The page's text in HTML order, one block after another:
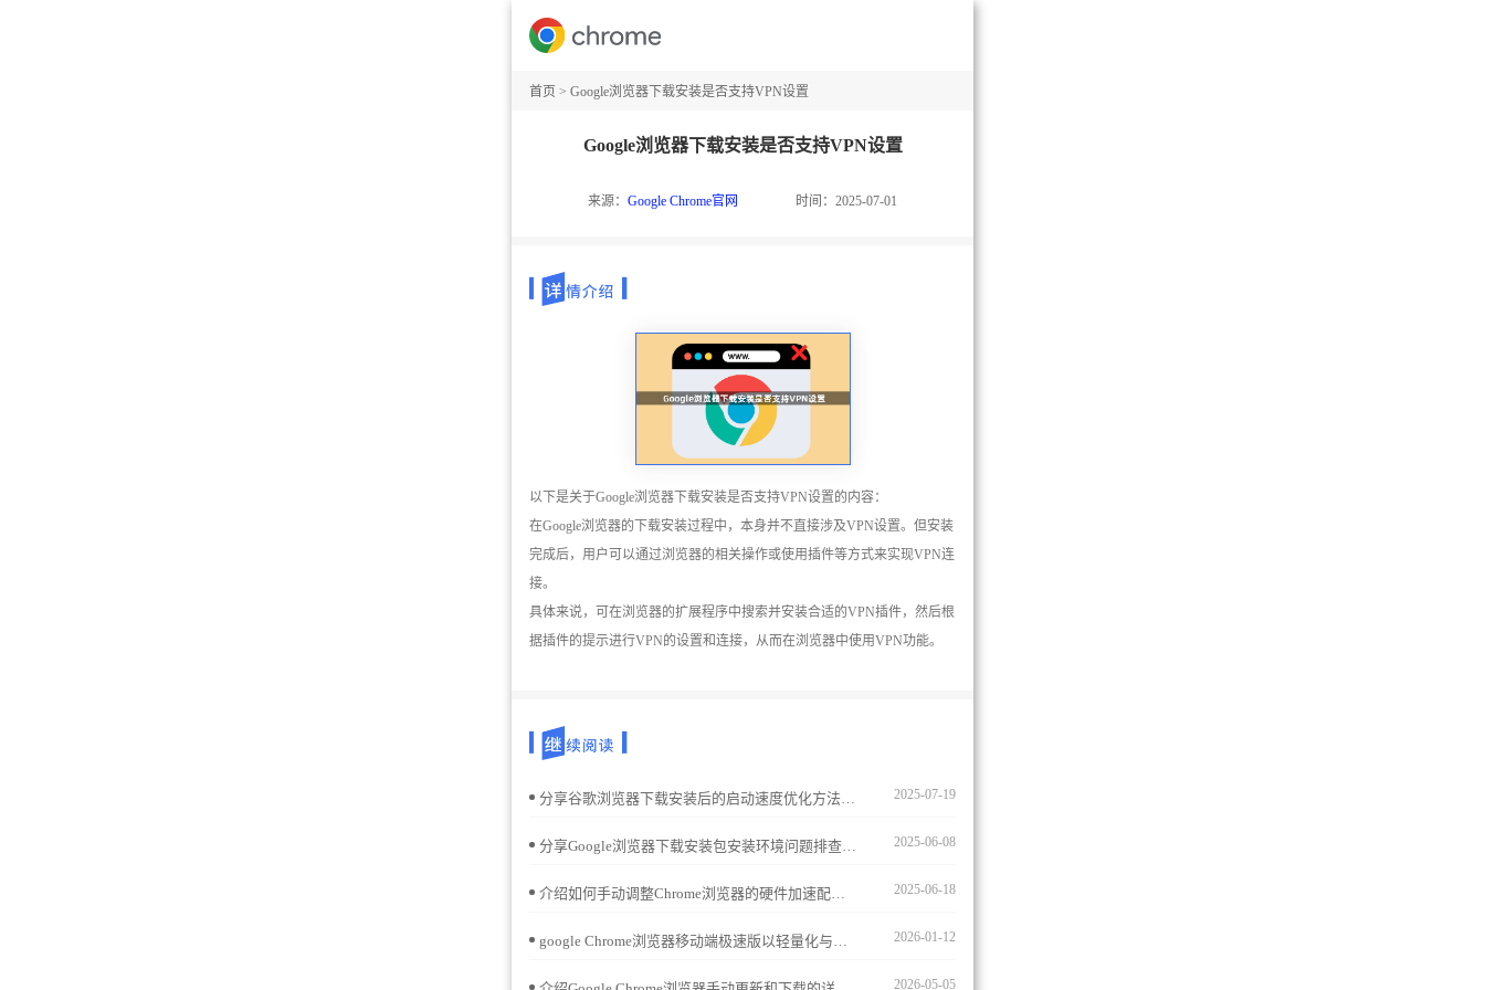
首页 > Google浏览器下载安装是否支持VPN设置
Google浏览器下载安装是否支持VPN设置
来源： Google Chrome官网 时间：2025-07-01
以下是关于Google浏览器下载安装是否支持VPN设置的内容：
在Google浏览器的下载安装过程中，本身并不直接涉及VPN设置。但安装
完成后，用户可以通过浏览器的相关操作或使用插件等方式来实现VPN连
接。
具体来说，可在浏览器的扩展程序中搜索并安装合适的VPN插件，然后根
据插件的提示进行VPN的设置和连接，从而在浏览器中使用VPN功能。
分享谷歌浏览器下载安装后的启动速度优化方法，帮助用户加快浏览器开启时间，提升整体使用效率和体验。 2025-07-19
分享Google浏览器下载安装包安装环境问题排查技巧，帮助用户快速定位并解决安装过程中的各类故障。 2025-06-08
介绍如何手动调整Chrome浏览器的硬件加速配置，分析该配置对视频播放、图形渲染和网页加载等性能的提升，帮助用户根据系统配置进行优化。 2025-06-18
google Chrome浏览器移动端极速版以轻量化与高效著称。通过优化操作技巧，用户能够提升浏览速度，享受流畅的使用体验。 2026-01-12
2026-05-05